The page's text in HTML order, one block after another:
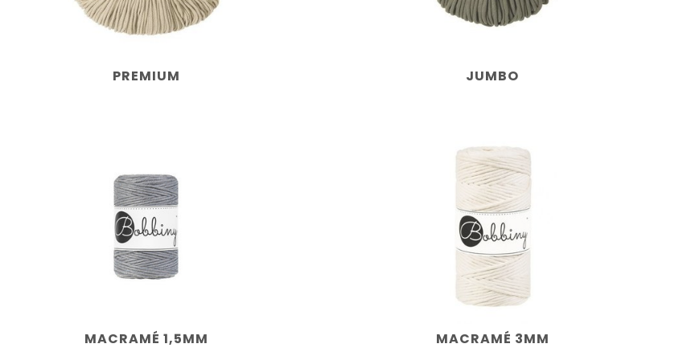
PREMIUM JUMBO
MACRAMÉ 1,5MM MACRAMÉ 3MM